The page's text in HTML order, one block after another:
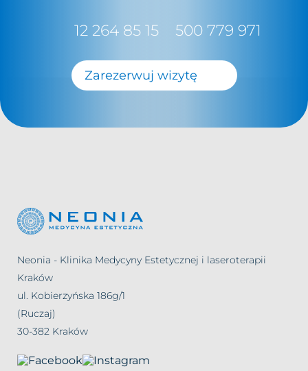
12 264 85 15 500 779 971
Zarezerwuj wizytę
Neonia - Klinika Medycyny Estetycznej i laseroterapii
Kraków
ul. Kobierzyńska 186g/1
(Ruczaj)
30-382 Kraków